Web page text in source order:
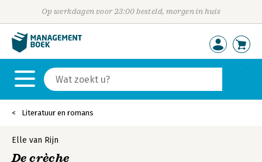
Op werkdagen voor 23:00 besteld, morgen in huis
Literatuur en romans
Elle van Rijn
De crèche